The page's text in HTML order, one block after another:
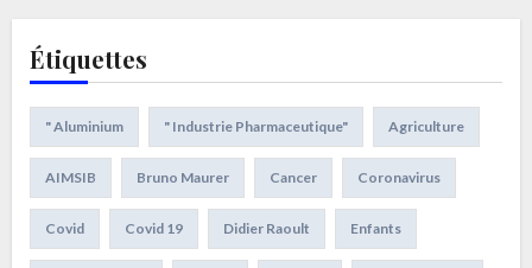
Étiquettes
" Aluminium " Industrie Pharmaceutique" Agriculture
AIMSIB Bruno Maurer Cancer Coronavirus
Covid Covid 19 Didier Raoult Enfants